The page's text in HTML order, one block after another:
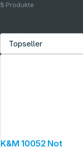
5 Produkte